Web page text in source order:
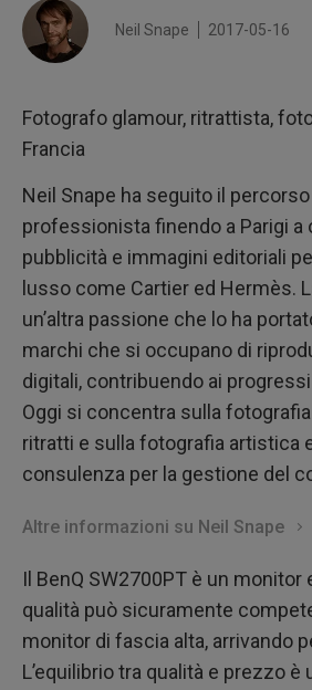
Neil Snape 2017-05-16
Fotografo glamour, ritrattista,
Francia
Neil Snape ha seguito il
professionista finendo a Parigi a
pubblicità e immagini editoriali
lusso come Cartier ed Hermès.
un’altra passione che lo ha
marchi che si occupano di
digitali, contribuendo ai
Oggi si concentra sulla
ritratti e sulla fotografia artistica
consulenza per la gestione del
Altre informazioni su Neil Snape
Il BenQ SW2700PT è un monitor
qualità può sicuramente
monitor di fascia alta, arrivando
L’equilibrio tra qualità e prezzo è